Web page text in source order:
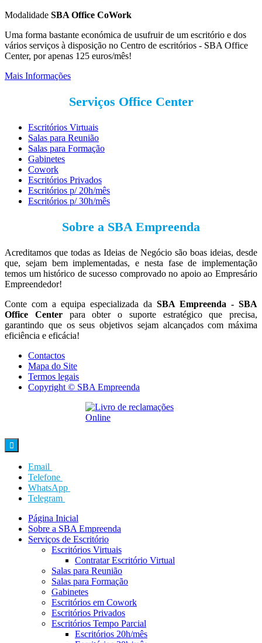
Modalidade SBA Office CoWork
Uma forma bastante económica de usufruir de um escritório e dos
vários serviços à disposição no Centro de escritórios - SBA Office
Center, por apenas 125 euros/mês!
Mais Informações
Serviços Office Center
Escritórios Virtuais
Salas para Reunião
Salas para Formação
Gabinetes
Cowork
Escritórios Privados
Escritórios p/ 20h/mês
Escritórios p/ 30h/mês
Sobre a SBA Empreenda
Acreditamos que todas as Ideias de Negócio são boas ideias, desde
que, sejam bem implementadas, e nesta fase de implementação
temos um histórico de sucesso comprovado no apoio ao Empresário
Empreendedor!
Conte com a equipa especializada da SBA Empreenda - SBA
Office Centerpara obter o suporte estratégico que precisa,
garantindo que os seus objetivos sejam alcançados com máxima
eficiência e eficácia!
Contactos
Mapa do Site
Termos legais
Copyright © SBA Empreenda

Email
Telefone
WhatsApp
Telegram
Página Inicial
Sobre a SBA Empreenda
Serviços de Escritório
Escritórios Virtuais
Contratar Escritório Virtual
Salas para Reunião
Salas para Formação
Gabinetes
Escritórios em Cowork
Escritórios Privados
Escritórios Tempo Parcial
Escritórios 20h/mês